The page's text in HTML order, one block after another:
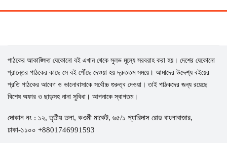
পাঠকের আকাঙ্ক্ষিত যেকোনো বই এখান থেকে সুলভ মূল্যে সরবরাহ করা হয়। দেশের যেকোনো
প্রান্তের পাঠকের কাছে সে বই পৌঁছে দেওয়া হয় দ্রুততম সময়ে। আমাদের উদ্দেশ্য বইয়ের
প্রতি পাঠকের আবেগ ও ভালোবাসাকে সর্বোচ্চ গুরুত্ব দেওয়া। তাই পাঠকদের জন্য রয়েছে
বিশেষ অফার ও ছাড়সহ নানা সুবিধা। আপনাকে স্বাগতম।
দোকান নং : ১২, তৃতীয় তলা, কওমী মার্কেট, ৬৫/১ প্যারিদাস রোড বাংলাবাজার,
ঢাকা-১১০০ +8801746991593